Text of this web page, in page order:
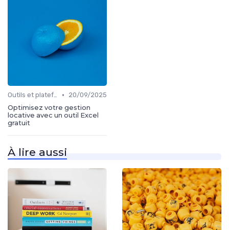
Outils et plateformes •
20/09/2025
Optimisez votre gestion
locative avec un outil Excel
gratuit
À lire aussi